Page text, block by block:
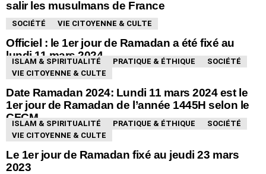
salir les musulmans de France
SOCIÉTÉ VIE CITOYENNE & CULTE
Officiel : le 1er jour de Ramadan a été fixé au
lundi 11 mars 2024
ISLAM & SPIRITUALITÉ PRATIQUE & ÉTHIQUE
SOCIÉTÉ
VIE CITOYENNE & CULTE
Date Ramadan 2024: Lundi 11 mars 2024 est le
1er jour de Ramadan de l’année 1445H selon le
CFCM
ISLAM & SPIRITUALITÉ PRATIQUE & ÉTHIQUE
SOCIÉTÉ
VIE CITOYENNE & CULTE
Le 1er jour de Ramadan fixé au jeudi 23 mars
2023